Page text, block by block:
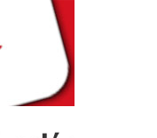
porque con la
gente más joven
sí conozco a
que vienen
pensar en la mía
vivencia y